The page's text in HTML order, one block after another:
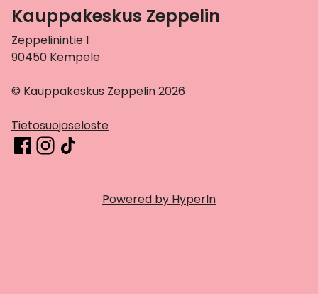
Kauppakeskus Zeppelin
Zeppelinintie 1
90450 Kempele
© Kauppakeskus Zeppelin 2026
Tietosuojaseloste
Powered by HyperIn